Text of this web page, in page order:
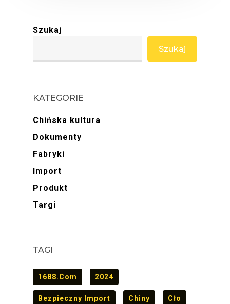
Szukaj
Szukaj
KATEGORIE
Chińska kultura
Dokumenty
Fabryki
Import
Produkt
Targi
TAGI
1688.com 2024
Bezpieczny Import Chiny Cło